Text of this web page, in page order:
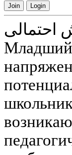
Join Login
احتمالی
Младший